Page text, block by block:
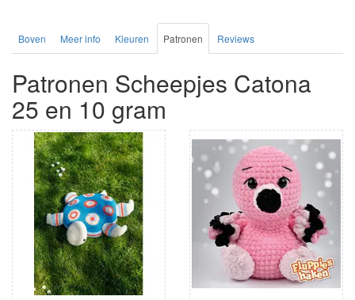
Boven Meer info Kleuren Patronen Reviews
Patronen Scheepjes Catona
25 en 10 gram